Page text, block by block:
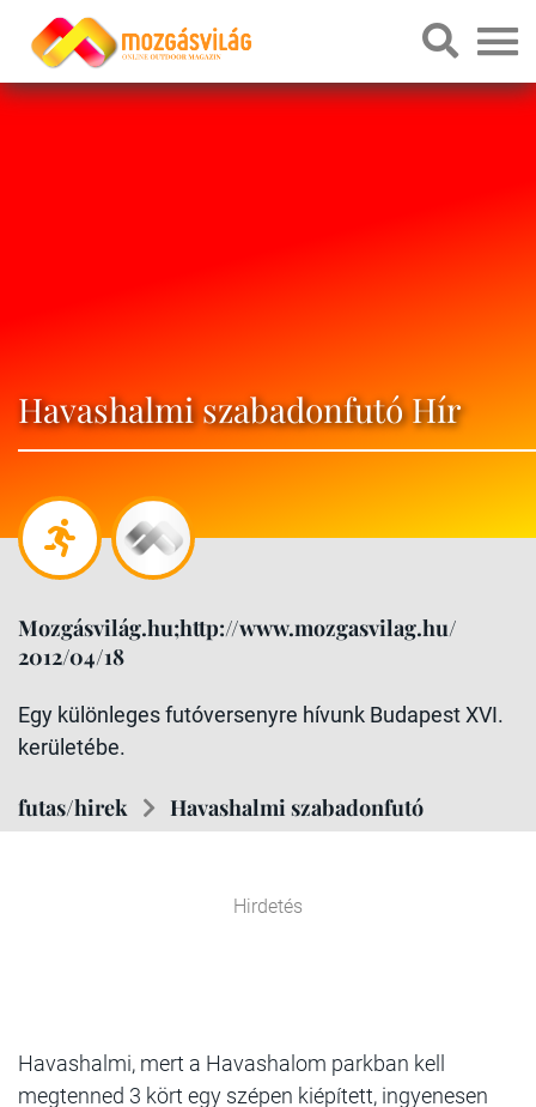
Havashalmi szabadonfutó Hír
Mozgásvilág.hu;http://www.mozgasvilag.hu/
2012/04/18
Egy különleges futóversenyre hívunk Budapest XVI.
kerületébe.
futas/hirek Havashalmi szabadonfutó
Hirdetés
Havashalmi, mert a Havashalom parkban kell
megtenned 3 kört egy szépen kiépített, ingyenesen